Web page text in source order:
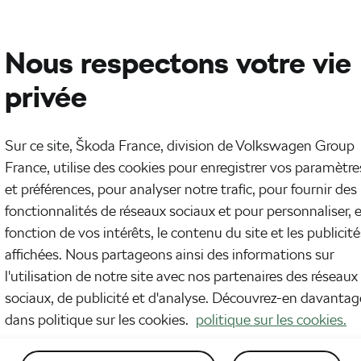
SAS à Angers
B,49000 Angers
: Jeudi08h00 - 12h00 et 14h00 - 19h00
Nous respectons votre vie
privée
Sur ce site, Škoda France, division de Volkswagen Group
France, utilise des cookies pour enregistrer vos
et préférences, pour analyser notre trafic, pour fournir des
fonctionnalités de réseaux sociaux et pour personnaliser,
fonction de vos intérêts, le contenu du site et les
affichées. Nous partageons ainsi des informations sur
l'utilisation de notre site avec nos partenaires des réseaux
sociaux, de publicité et d'analyse. Découvrez-en
dans politique sur les cookies. politique sur les cookies.